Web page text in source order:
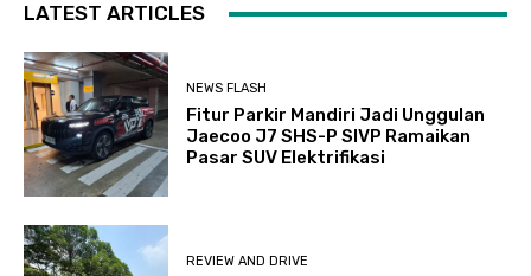
LATEST ARTICLES
NEWS FLASH
Fitur Parkir Mandiri Jadi Unggulan
Jaecoo J7 SHS-P SIVP Ramaikan
Pasar SUV Elektrifikasi
REVIEW AND DRIVE